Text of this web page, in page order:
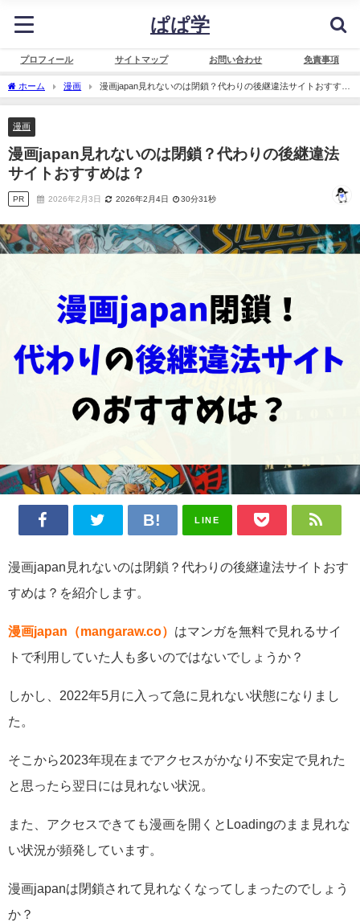
ぱぱ学
プロフィール サイトマップ お問い合わせ 免責事項
ホーム 漫画
漫画japan見れないのは閉鎖？代わりの後継違法サイトおすすめ
は？
漫画
漫画japan見れないのは閉鎖？代わりの後継違法
サイトおすすめは？
PR 2026年2月3日 2026年2月4日 30分31秒
LINE
漫画japan見れないのは閉鎖？代わりの後継違法サイトおす
すめは？を紹介します。
漫画japan（mangaraw.co） はマンガを無料で見れるサイ
トで利用していた人も多いのではないでしょうか？
しかし、2022年5月に入って急に見れない状態になりまし
た。
そこから2023年現在までアクセスがかなり不安定で見れた
と思ったら翌日には見れない状況。
また、アクセスできても漫画を開くとLoadingのまま見れな
い状況が頻発しています。
漫画japanは閉鎖されて見れなくなってしまったのでしょう
か？